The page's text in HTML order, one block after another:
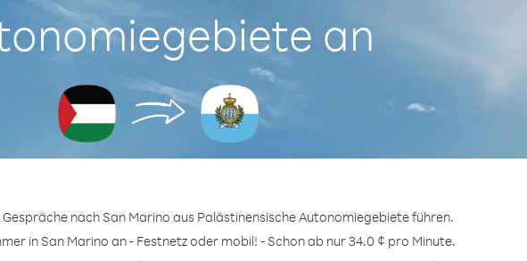
an
nach San Marino aus Palästinensische Autonomiegebiete führen.
in San Marino an - Festnetz oder mobil! - Schon ab nur 34.0 ¢ pro Minute.